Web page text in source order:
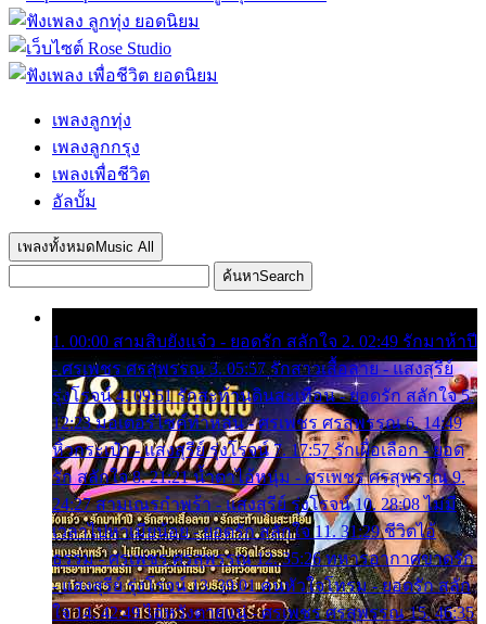
เพลงลูกทุ่ง
เพลงลูกกรุง
เพลงเพื่อชีวิต
อัลบั้ม
เพลงทั้งหมด Music All
ค้นหาSearch
1. 00:00 สามสิบยังแจ๋ว - ยอดรัก สลักใจ 2. 02:49 รักมาห้าปี
- ศรเพชร ศรสุพรรณ 3. 05:57 รักสาวเสื้อลาย - แสงสุรีย์
รุ่งโรจน์ 4. 09:51 รักสะท้านดินสะเทือน - ยอดรัก สลักใจ 5.
12:23 มอเตอร์ไซค์ทำหล่น - ศรเพชร ศรสุพรรณ 6. 14:49
หิ้วกระเป๋า - แสงสุรีย์ รุ่งโรจน์ 7. 17:57 รักเผื่อเลือก - ยอด
รัก สลักใจ 8. 21:21 น้ำตาไอ้หนุ่ม - ศรเพชร ศรสุพรรณ 9.
24:27 สามเณรกำพร้า - แสงสุรีย์ รุ่งโรจน์ 10. 28:08 ไม่มี
เวลาไปหาเมียน้อย - ยอดรัก สลักใจ 11. 31:29 ชีวิตไอ้
ธรรม - ศรเพชร ศรสุพรรณ 12. 35:26 ทหารอากาศขาดรัก
- แสงสุรีย์ รุ่งโรจน์ 13. 39:01 คนหัวใจโทรม - ยอดรัก สลัก
ใจ 14. 42:49 ไอ้หวังตายแน่ - ศรเพชร ศรสุพรรณ 15. 46:35